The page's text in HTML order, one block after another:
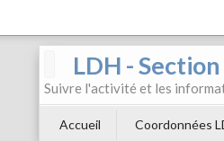
LDH -
Suivre l'activité et les
Accueil Coordonnées